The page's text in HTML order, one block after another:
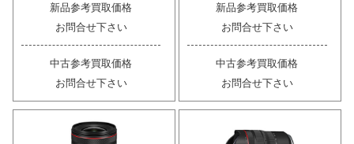
新品参考買取価格
お問合せ下さい
中古参考買取価格
お問合せ下さい
新品参考買取価格
お問合せ下さい
中古参考買取価格
お問合せ下さい